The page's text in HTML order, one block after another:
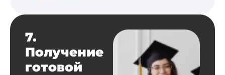
7.
Получение
готовой